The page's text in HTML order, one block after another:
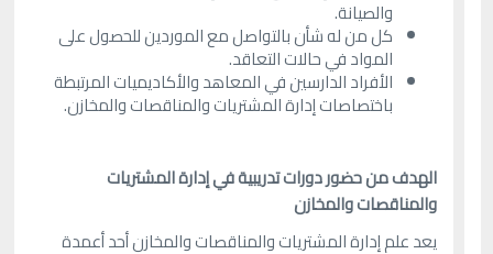
والصيانة.
كل من له شأن بالتواصل مع الموردين للحصول على
المواد في حالات التعاقد.
الأفراد الدارسين في المعاهد والأكاديميات المرتبطة
باختصاصات إدارة المشتريات والمناقصات والمخازن.
الهدف من حضور دورات تدريبية في إدارة المشتريات
والمناقصات والمخازن
يعد علم إدارة المشتريات والمناقصات والمخازن أحد أعمدة